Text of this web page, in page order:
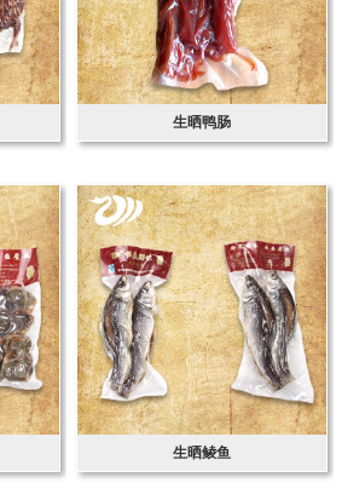
生晒鸭肠
生晒鲮鱼